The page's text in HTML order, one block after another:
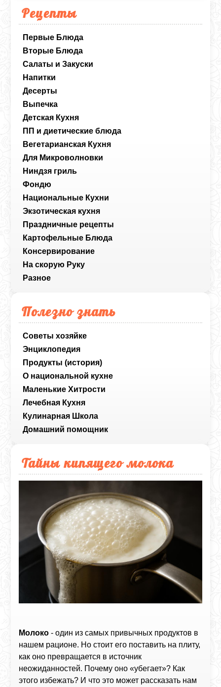
Рецепты
Первые Блюда
Вторые Блюда
Салаты и Закуски
Напитки
Десерты
Выпечка
Детская Кухня
ПП и диетические блюда
Вегетарианская Кухня
Для Микроволновки
Ниндзя гриль
Фондю
Национальные Кухни
Экзотическая кухня
Праздничные рецепты
Картофельные Блюда
Консервирование
На скорую Руку
Разное
Полезно знать
Советы хозяйке
Энциклопедия
Продукты (история)
О национальной кухне
Маленькие Хитрости
Лечебная Кухня
Кулинарная Школа
Домашний помощник
Тайны кипящего молока
Молоко - один из самых привычных продуктов в
нашем рационе. Но стоит его поставить на плиту,
как оно превращается в источник
неожиданностей. Почему оно «убегает»? Как
этого избежать? И что это может рассказать нам